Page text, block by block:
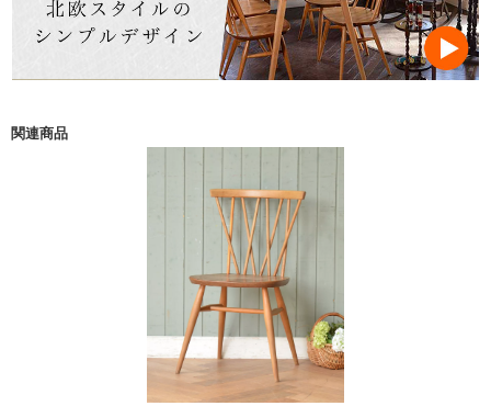
関連商品